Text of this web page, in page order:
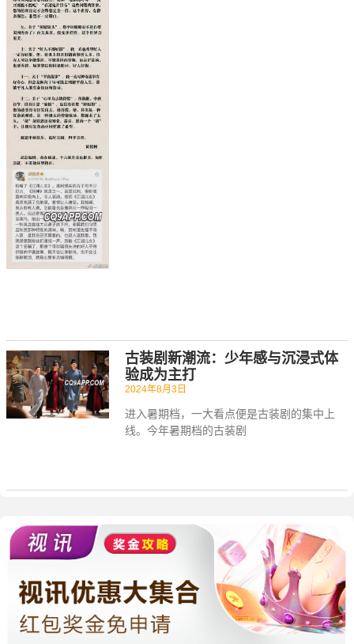
古装剧新潮流：少年感与沉浸式体
验成为主打
2024年8月3日
进入暑期档，一大看点便是古装剧的集中上
线。今年暑期档的古装剧